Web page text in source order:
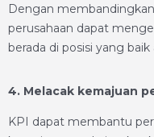
Dengan
perusahaan dapat
berada di posisi yang baik
4. Melacak kemajuan
KPI dapat membantu